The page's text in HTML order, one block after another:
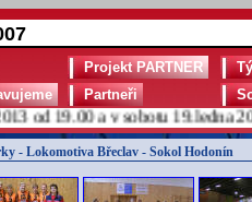
Projekt PARTNER
Partneři
19.00 a v sobotu 19.ledna
- Lokomotiva Břeclav - Sokol Hodonín